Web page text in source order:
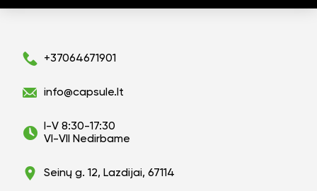
+37064671901
info@capsule.lt
I-V 8:30-17:30
VI-VII Nedirbame
Seinų g. 12, Lazdijai, 67114